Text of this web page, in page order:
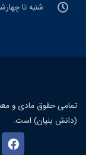
شنبه تا
تمامی حقوق مادی و
(دانش بنیان) است.